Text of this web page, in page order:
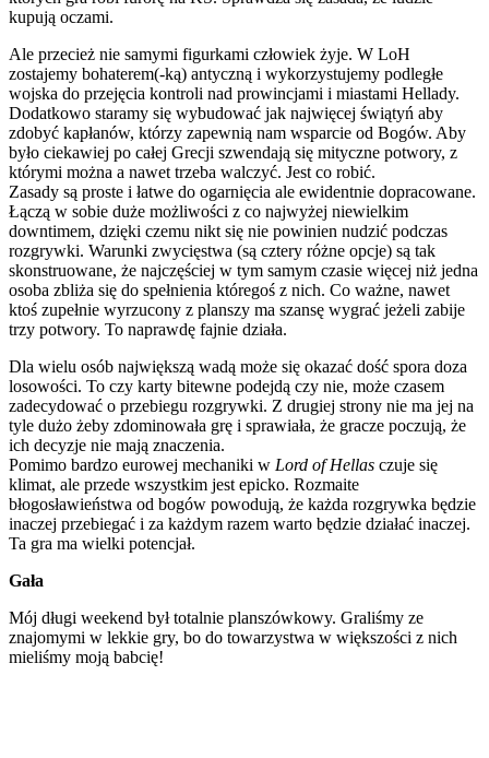
kupują oczami.
Ale przecież nie samymi figurkami człowiek żyje. W LoH
zostajemy bohaterem(-ką) antyczną i wykorzystujemy podległe
wojska do przejęcia kontroli nad prowincjami i miastami Hellady.
Dodatkowo staramy się wybudować jak najwięcej świątyń aby
zdobyć kapłanów, którzy zapewnią nam wsparcie od Bogów. Aby
było ciekawiej po całej Grecji szwendają się mityczne potwory, z
którymi można a nawet trzeba walczyć. Jest co robić.
Zasady są proste i łatwe do ogarnięcia ale ewidentnie dopracowane.
Łączą w sobie duże możliwości z co najwyżej niewielkim
downtimem, dzięki czemu nikt się nie powinien nudzić podczas
rozgrywki. Warunki zwycięstwa (są cztery różne opcje) są tak
skonstruowane, że najczęściej w tym samym czasie więcej niż jedna
osoba zbliża się do spełnienia któregoś z nich. Co ważne, nawet
ktoś zupełnie wyrzucony z planszy ma szansę wygrać jeżeli zabije
trzy potwory. To naprawdę fajnie działa.
Dla wielu osób największą wadą może się okazać dość spora doza
losowości. To czy karty bitewne podejdą czy nie, może czasem
zadecydować o przebiegu rozgrywki. Z drugiej strony nie ma jej na
tyle dużo żeby zdominowała grę i sprawiała, że gracze poczują, że
ich decyzje nie mają znaczenia.
Pomimo bardzo eurowej mechaniki w Lord of Hellas czuje się
klimat, ale przede wszystkim jest epicko. Rozmaite
błogosławieństwa od bogów powodują, że każda rozgrywka będzie
inaczej przebiegać i za każdym razem warto będzie działać inaczej.
Ta gra ma wielki potencjał.
Gała
Mój długi weekend był totalnie planszówkowy. Graliśmy ze
znajomymi w lekkie gry, bo do towarzystwa w większości z nich
mieliśmy moją babcię!